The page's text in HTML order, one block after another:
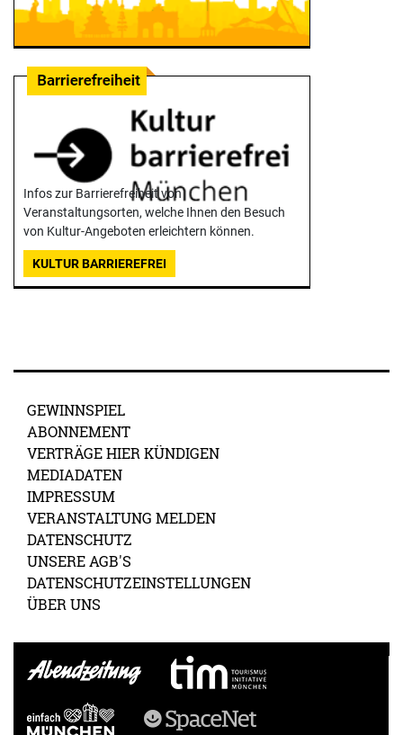
Infos zur Barrierefreiheit von
Veranstaltungsorten, welche Ihnen den Besuch
von Kultur-Angeboten erleichtern können.
KULTUR BARRIEREFREI
GEWINNSPIEL
ABONNEMENT
VERTRÄGE HIER KÜNDIGEN
MEDIADATEN
IMPRESSUM
VERANSTALTUNG MELDEN
DATENSCHUTZ
UNSERE AGB'S
DATENSCHUTZEINSTELLUNGEN
ÜBER UNS